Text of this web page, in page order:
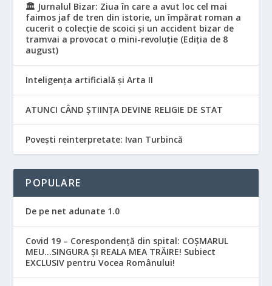
🏛️ Jurnalul Bizar: Ziua în care a avut loc cel mai
faimos jaf de tren din istorie, un împărat roman a
cucerit o colecție de scoici și un accident bizar de
tramvai a provocat o mini-revoluție (Ediția de 8
august)
Inteligența artificială și Arta II
ATUNCI CÂND ȘTIINȚA DEVINE RELIGIE DE STAT
Povești reinterpretate: Ivan Turbincă
POPULARE
De pe net adunate 1.0
Covid 19 – Corespondență din spital: COȘMARUL
MEU…SINGURA ȘI REALA MEA TRĂIRE! Subiect
EXCLUSIV pentru Vocea Românului!